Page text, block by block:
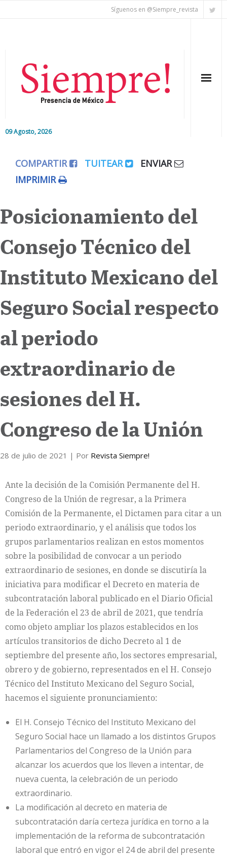
Síguenos en @Siempre_revista
09 Agosto, 2026
Editorial
Colaboradores
Internacional
Cultura
COMPARTIR TUITEAR
ENVIAR
IMPRIMIR
Posicionamiento del
Consejo Técnico del
Instituto Mexicano del
Seguro Social respecto
al periodo
extraordinario de
sesiones del H.
Congreso de la Unión
28 de julio de 2021 | Por Revista Siempre!
Ante la decisión de la Comisión Permanente del H.
Congreso de la Unión de regresar, a la Primera
Comisión de la Permanente, el Dictamen para citar a un
periodo extraordinario, y el análisis que todos los
grupos parlamentarios realizan en estos momentos
sobre la posibilidad de convocar a un periodo
extraordinario de sesiones, en donde se discutiría la
iniciativa para modificar el Decreto en materia de
subcontratación laboral publicado en el Diario Oficial
de la Federación el 23 de abril de 2021, que tendría
como objeto ampliar los plazos establecidos en los
artículos transitorios de dicho Decreto al 1 de
septiembre del presente año, los sectores empresarial,
obrero y de gobierno, representados en el H. Consejo
Técnico del Instituto Mexicano del Seguro Social,
hacemos el siguiente pronunciamiento:
El H. Consejo Técnico del Instituto Mexicano del
Seguro Social hace un llamado a los distintos Grupos
Parlamentarios del Congreso de la Unión para
alcanzar los acuerdos que los lleven a intentar, de
nueva cuenta, la celebración de un periodo
extraordinario.
La modificación al decreto en materia de
subcontratación daría certeza jurídica en torno a la
implementación de la reforma de subcontratación
laboral que entró en vigor el 24 de abril del presente